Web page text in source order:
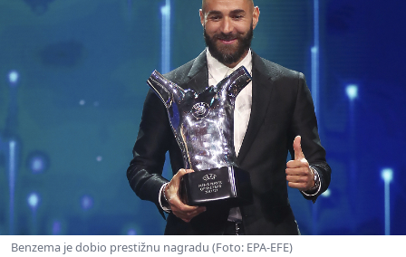
Benzema je dobio prestižnu nagradu (Foto: EPA-EFE)